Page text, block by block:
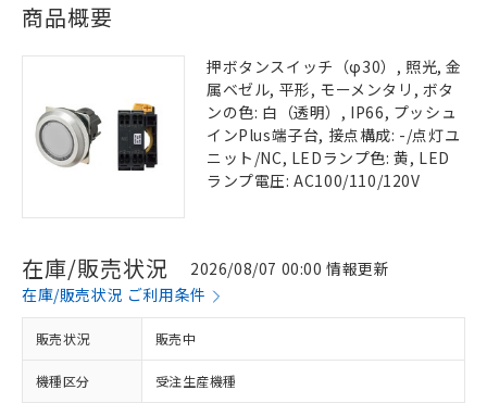
商品概要
押ボタンスイッチ（φ30）, 照光, 金
属ベゼル, 平形, モーメンタリ, ボタ
ンの色: 白（透明）, IP66, プッシュ
インPlus端子台, 接点構成: -/点灯ユ
ニット/NC, LEDランプ色: 黄, LED
ランプ電圧: AC100/110/120V
在庫/販売状況
2026/08/07 00:00 情報更新
在庫/販売状況 ご利用条件
販売状況 販売中
機種区分 受注生産機種